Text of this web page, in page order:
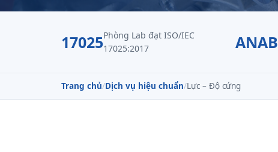
17025Phòng Lab đạt ISO/IEC
17025:2017
ANAB
Trang chủ/Dịch vụ hiệu chuẩn/Lực – Độ cứng